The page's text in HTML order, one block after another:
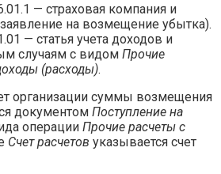
— страховая компания и
на возмещение убытка).
— статья учета доходов и
случаям с видом Прочие
(расходы).
организации суммы возмещения
документом Поступление на
операции Прочие расчеты с
Счет расчетов указывается счет